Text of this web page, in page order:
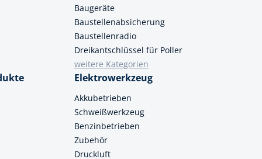
Baugeräte
Baustellenabsicherung
Baustellenradio
Dreikantschlüssel für Poller
weitere Kategorien
Elektrowerkzeug
Akkubetrieben
Schweißwerkzeug
Benzinbetrieben
Zubehör
Druckluft